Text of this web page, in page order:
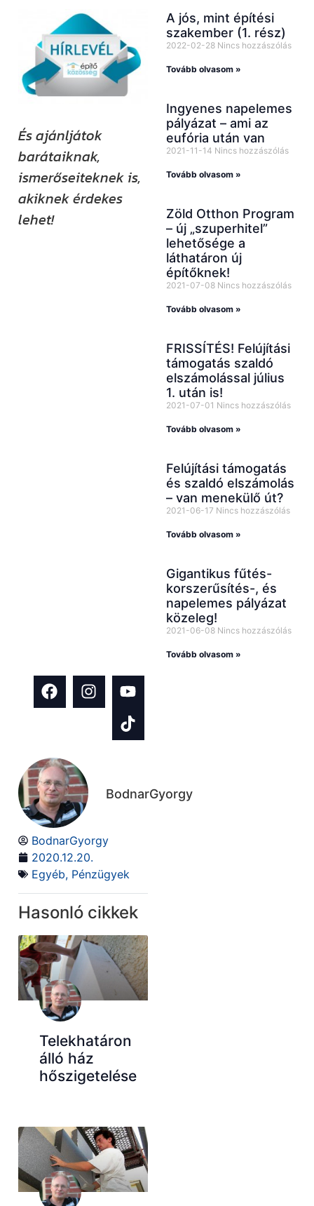
És ajánljátok
barátaiknak,
ismerőseiteknek is,
akiknek érdekes
lehet!
BodnarGyorgy
BodnarGyorgy
2020.12.20.
Egyéb, Pénzügyek
Hasonló cikkek
Telekhatáron
álló ház
hőszigetelése
A jós, mint építési
szakember (1. rész)
2022-02-28 Nincs hozzászólás
Tovább olvasom »
Ingyenes napelemes
pályázat – ami az
eufória után van
2021-11-14 Nincs hozzászólás
Tovább olvasom »
Zöld Otthon Program
– új „szuperhitel”
lehetősége a
láthatáron új
építőknek!
2021-07-08 Nincs hozzászólás
Tovább olvasom »
FRISSÍTÉS! Felújítási
támogatás szaldó
elszámolással július
1. után is!
2021-07-01 Nincs hozzászólás
Tovább olvasom »
Felújítási támogatás
és szaldó elszámolás
– van menekülő út?
2021-06-17 Nincs hozzászólás
Tovább olvasom »
Gigantikus fűtés-
korszerűsítés-, és
napelemes pályázat
közeleg!
2021-06-08 Nincs hozzászólás
Tovább olvasom »